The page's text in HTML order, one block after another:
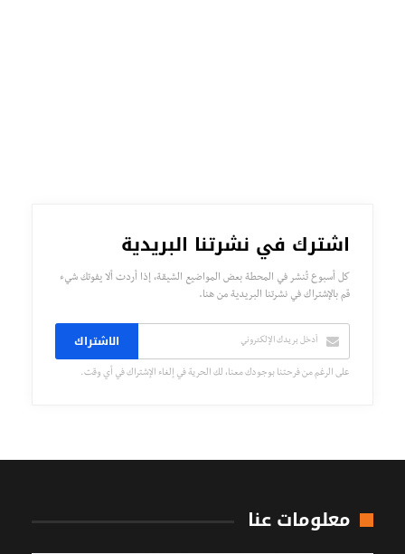
اشترك في نشرتنا البريدية
كل أسبوع تُنشر في المحطة بعض المواضيع الشيقة، إذا أردت ألا يفوتك شيء
قم بالإشتراك في نشرتنا البريدية من هنا.
الاشتراك
على الرغم من فرحتنا بوجودك معنا، لك الحرية في إلغاء الإشتراك في أي وقت.
معلومات عنا